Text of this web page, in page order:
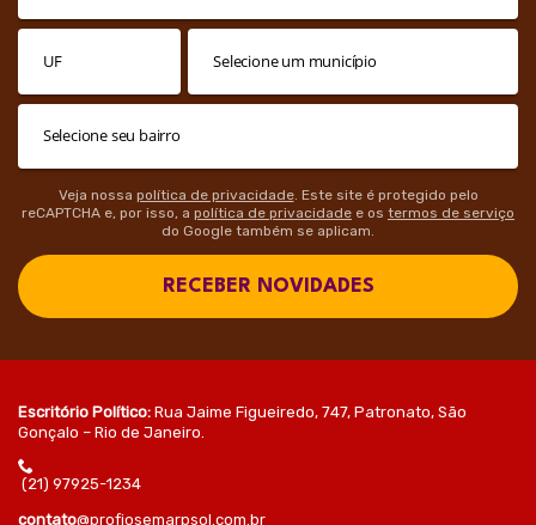
Veja nossa política de privacidade. Este site é protegido pelo
reCAPTCHA e, por isso, a política de privacidade e os termos de serviço
do Google também se aplicam.
RECEBER NOVIDADES
Escritório Político: Rua Jaime Figueiredo, 747, Patronato, São
Gonçalo – Rio de Janeiro.
(21) 97925-1234
contato@profjosemarpsol.com.br